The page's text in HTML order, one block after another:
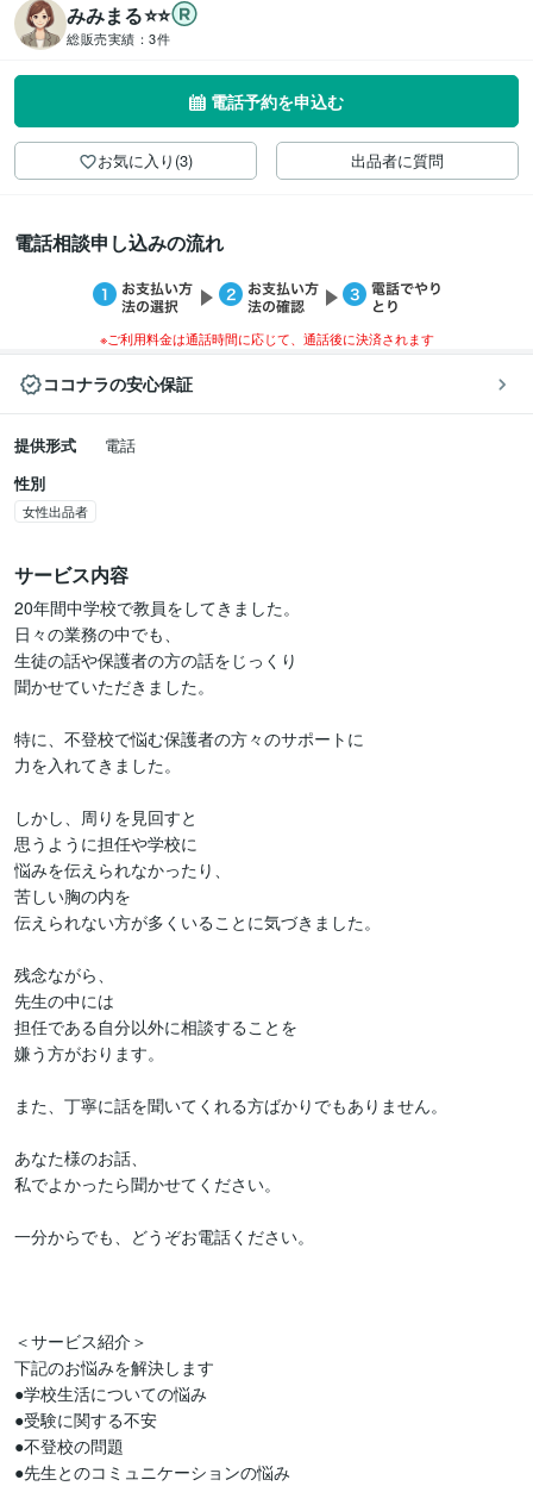
みみまる⭐️⭐️
総販売実績： 3件
電話予約を申込む
お気に入り(3) 出品者に質問
電話相談申し込みの流れ
※ご利用料金は通話時間に応じて、通話後に決済されます
ココナラの安心保証
提供形式
電話
性別
女性出品者
サービス内容
20年間中学校で教員をしてきました。
日々の業務の中でも、
生徒の話や保護者の方の話をじっくり
聞かせていただきました。
特に、不登校で悩む保護者の方々のサポートに
力を入れてきました。
しかし、周りを見回すと
思うように担任や学校に
悩みを伝えられなかったり、
苦しい胸の内を
伝えられない方が多くいることに気づきました。
残念ながら、
先生の中には
担任である自分以外に相談することを
嫌う方がおります。
また、丁寧に話を聞いてくれる方ばかりでもありません。
あなた様のお話、
私でよかったら聞かせてください。
一分からでも、どうぞお電話ください。
＜サービス紹介＞
下記のお悩みを解決します
●学校生活についての悩み
●受験に関する不安
●不登校の問題
●先生とのコミュニケーションの悩み